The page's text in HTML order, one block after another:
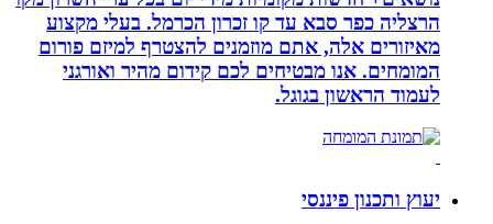
הרצליה כפר סבא עד קו זכרון הכרמל. בעלי מקצוע
מאיזורים אלה, אתם מוזמנים להצטרף למיזם פורום
המומחים. אנו מבטיחים לכם קידום מהיר ואורגני
לעמוד הראשון בגוגל.
יעוץ ותכנון פיננסי